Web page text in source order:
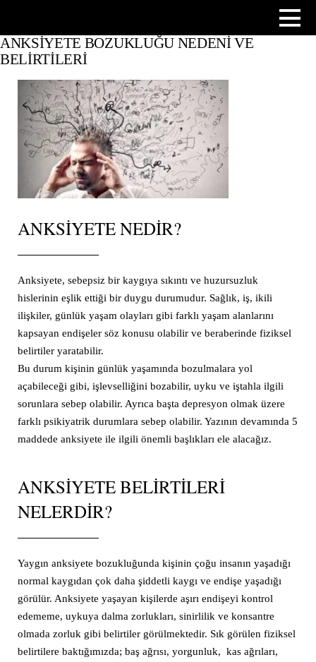
ANKSIYETE BOZUKLUĞU NEDENI VE
BELIRTILERI
ANKSIYETE NEDIR?
Anksiyete, sebepsiz bir kaygıya sıkıntı ve huzursuzluk
hislerinin eşlik ettiği bir duygu durumudur. Sağlık, iş, ikili
ilişkiler, günlük yaşam olayları gibi farklı yaşam alanlarını
kapsayan endişeler söz konusu olabilir ve beraberinde fiziksel
belirtiler yaratabilir.
Bu durum kişinin günlük yaşamında bozulmalara yol
açabileceği gibi, işlevselliğini bozabilir, uyku ve iştahla ilgili
sorunlara sebep olabilir. Ayrıca başta depresyon olmak üzere
farklı psikiyatrik durumlara sebep olabilir. Yazının devamında 5
maddede anksiyete ile ilgili önemli başlıkları ele alacağız.
ANKSIYETE BELIRTILERI
NELERDIR?
Yaygın anksiyete bozukluğunda kişinin çoğu insanın yaşadığı
normal kaygıdan çok daha şiddetli kaygı ve endişe yaşadığı
görülür. Anksiyete yaşayan kişilerde aşırı endişeyi kontrol
edememe, uykuya dalma zorlukları, sinirlilik ve konsantre
olmada zorluk gibi belirtiler görülmektedir. Sık görülen fiziksel
belirtilere baktığımızda; baş ağrısı, yorgunluk, kas ağrıları,